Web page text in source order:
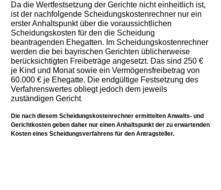
Da die Wertfestsetzung der Gerichte nicht einheitlich ist,
ist der nachfolgende Scheidungskostenrechner nur ein
erster Anhaltspunkt über die voraussichtlichen
Scheidungskosten für den die Scheidung
beantragenden Ehegatten. Im Scheidungskostenrechner
werden die bei bayrischen Gerichten üblicherweise
berücksichtigten Freibeträge angesetzt. Das sind 250 €
je Kind und Monat sowie ein Vermögensfreibetrag von
60.000 € je Ehegatte. Die endgültige Festsetzung des
Verfahrenswertes obliegt jedoch dem jeweils
zuständigen Gericht.
Die nach diesem Scheidungskostenrechner ermittelten Anwalts- und
Gerichtkosten geben daher nur einen Anhaltspunkt der zu erwartenden
Kosten eines Scheidungsverfahrens für den Antragsteller.